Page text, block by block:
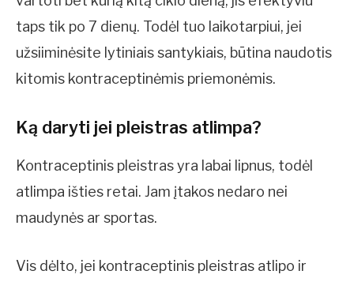
taps tik po 7 dienų. Todėl tuo laikotarpiui, jei
užsiiminėsite lytiniais santykiais, būtina naudotis
kitomis kontraceptinėmis priemonėmis.
Ką daryti jei pleistras atlimpa?
Kontraceptinis pleistras yra labai lipnus, todėl
atlimpa išties retai. Jam įtakos nedaro nei
maudynės ar sportas.
Vis dėlto, jei kontraceptinis pleistras atlipo ir